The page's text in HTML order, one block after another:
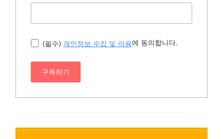
(필수) 개인정보 수집 및 이용에 동의합니다.
구독하기